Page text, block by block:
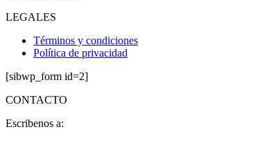
LEGALES
Términos y condiciones
Política de privacidad
[sibwp_form id=2]
CONTACTO
Escribenos a: